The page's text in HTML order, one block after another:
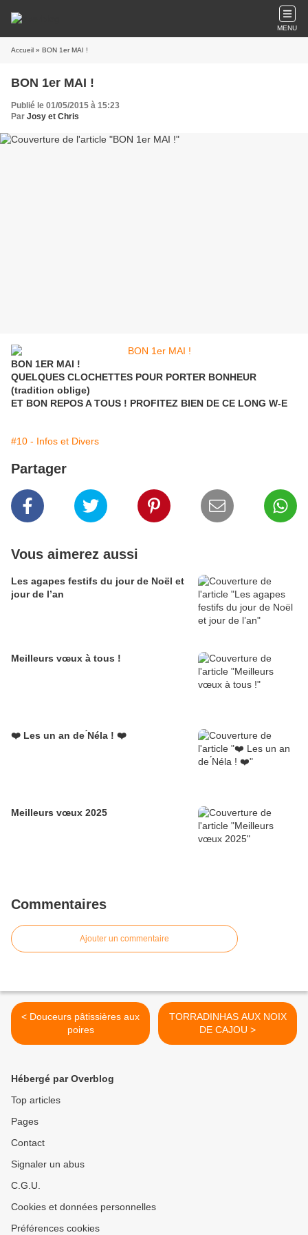
MENU
Accueil » BON 1er MAI !
BON 1er MAI !
Publié le 01/05/2015 à 15:23
Par Josy et Chris
BON 1ER MAI !
QUELQUES CLOCHETTES POUR PORTER BONHEUR
(tradition oblige)
ET BON REPOS A TOUS ! PROFITEZ BIEN DE CE LONG W-E
#10 - Infos et Divers
Partager
Vous aimerez aussi
Les agapes festifs du jour de Noël et
jour de l’an
Meilleurs vœux à tous !
❤️ Les un an de ́Néla ! ❤️
Meilleurs vœux 2025
Commentaires
Ajouter un commentaire
< Douceurs pâtissières aux
poires
TORRADINHAS AUX NOIX
DE CAJOU >
Hébergé par Overblog
Top articles
Pages
Contact
Signaler un abus
C.G.U.
Cookies et données personnelles
Préférences cookies